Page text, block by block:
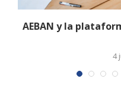
AEBAN y la
4